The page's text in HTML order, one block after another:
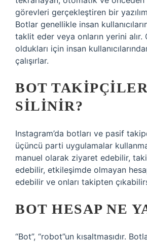
görevleri gerçekleştiren bir
Botlar genellikle insan
taklit eder veya onların yerini alır.
oldukları için insan
çalışırlar.
BOT
SILINIR?
Instagram’da botları ve pasif
üçüncü parti uygulamalar
manuel olarak ziyaret edebilir,
edebilir, etkileşimde olmayan
edebilir ve onları takipten
BOT HESAP NE
“Bot”, “robot”un kısaltmasıdır.